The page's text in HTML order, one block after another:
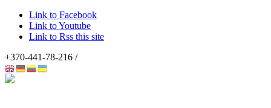
Link to Facebook
Link to Youtube
Link to Rss this site
+370-441-78-216 /